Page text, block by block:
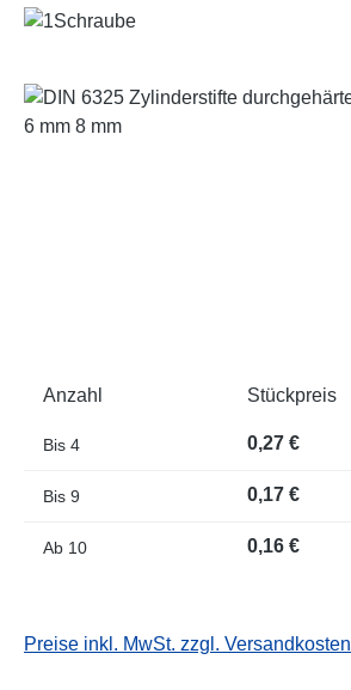
Bildergalerie überspringen
Anzahl Stückpreis
Bis 4 0,27 €
Bis 9 0,17 €
Ab 10 0,16 €
Preise inkl. MwSt. zzgl. Versandkosten